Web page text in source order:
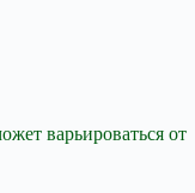
варьироваться от